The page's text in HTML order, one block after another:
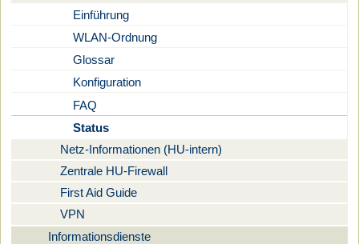
Einführung
WLAN-Ordnung
Glossar
Konfiguration
FAQ
Status
Netz-Informationen (HU-intern)
Zentrale HU-Firewall
First Aid Guide
VPN
Informationsdienste